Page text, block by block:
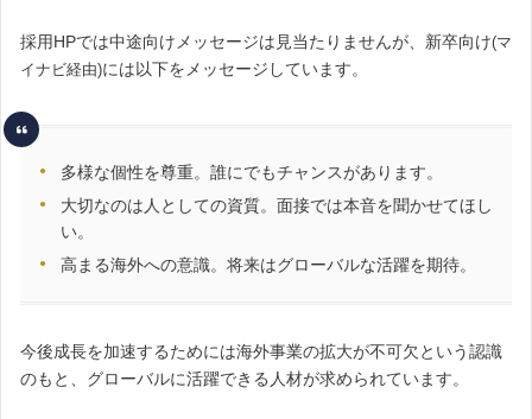
採用HPでは中途向けメッセージは見当たりませんが、新卒向け(マ
イナビ経由)には以下をメッセージしています。
多様な個性を尊重。誰にでもチャンスがあります。
大切なのは人としての資質。面接では本音を聞かせてほし
い。
高まる海外への意識。将来はグローバルな活躍を期待。
今後成長を加速するためには海外事業の拡大が不可欠という認識
のもと、グローバルに活躍できる人材が求められています。